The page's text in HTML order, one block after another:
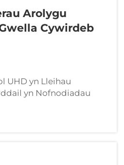
Arolygu
Cywirdeb
UHD yn Lleihau
yn Nofnodiadau
Pam mae
yn
crachau a